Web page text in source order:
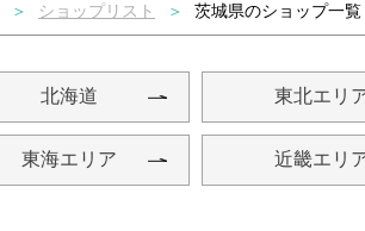
ショップリスト 茨城県のショップ一覧
北海道 東北エリ
東海エリア 近畿エリ